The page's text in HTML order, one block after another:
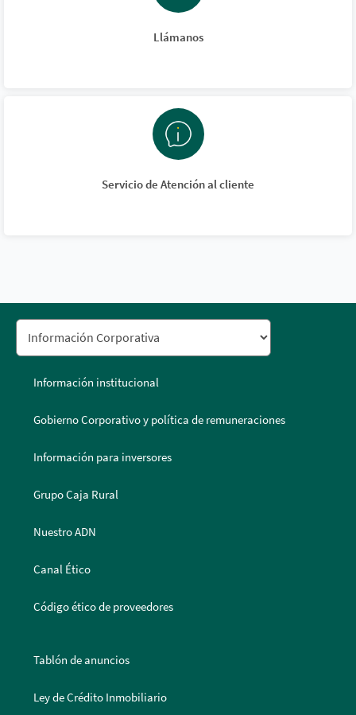
Llámanos
Servicio de Atención al cliente
Información institucional
Gobierno Corporativo y política de remuneraciones
Información para inversores
Grupo Caja Rural
Nuestro ADN
Canal Ético
Código ético de proveedores
Tablón de anuncios
Ley de Crédito Inmobiliario